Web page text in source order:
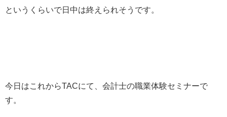
というくらいで日中は終えられそうです。
今日はこれからTACにて、会計士の職業体験セミナーで
す。